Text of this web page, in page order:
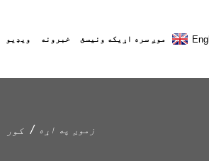
ویډیو خبرونه موږ سره اړیکه ونیسئ
کور زموږ په اړه